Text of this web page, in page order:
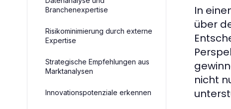
Branchenexpertise
Risikominimierung durch externe
Expertise
Strategische Empfehlungen aus
Marktanalysen
Innovationspotenziale erkennen
In
über
nicht